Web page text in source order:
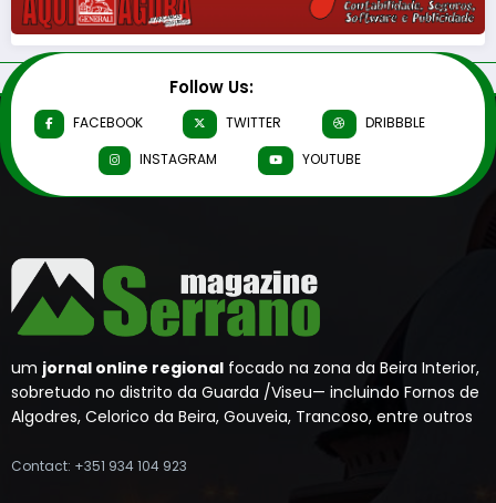
Follow Us:
FACEBOOK TWITTER
DRIBBBLE
INSTAGRAM
YOUTUBE
um jornal online regional focado na zona da Beira Interior,
sobretudo no distrito da Guarda /Viseu— incluindo Fornos de
Algodres, Celorico da Beira, Gouveia, Trancoso, entre outros
Contact: +351 934 104 923